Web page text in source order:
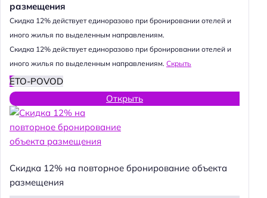
размещения
Cкидка 12% действует единоразово при бронировании отелей и
иного жилья по выделенным направлениям.
Cкидка 12% действует единоразово при бронировании отелей и
иного жилья по выделенным направлениям. Скрыть
ETO-POVOD
Открыть
Скидка 12% на повторное бронирование объекта
размещения